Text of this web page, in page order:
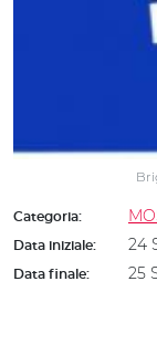
Categoria:
Data iniziale: 24
Data finale: 25